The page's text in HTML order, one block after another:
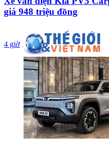
giá 948 triệu đồng
4 giờ